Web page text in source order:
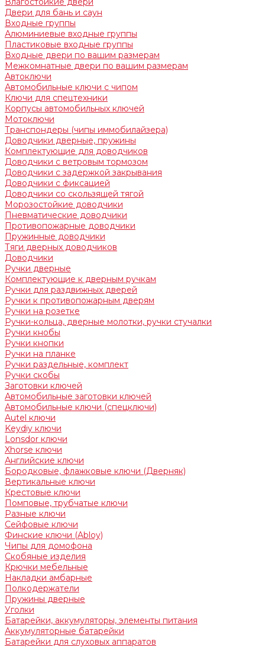
Двери для бань и саун
Входные группы
Алюминиевые входные группы
Пластиковые входные группы
Входные двери по вашим размерам
Межкомнатные двери по вашим размерам
Автоключи
Автомобильные ключи с чипом
Ключи для спецтехники
Корпусы автомобильных ключей
Мотоключи
Транспондеры (чипы иммобилайзера)
Доводчики дверные, пружины
Комплектующие для доводчиков
Доводчики с ветровым тормозом
Доводчики с задержкой закрывания
Доводчики с фиксацией
Доводчики со скользящей тягой
Морозостойкие доводчики
Пневматические доводчики
Противопожарные доводчики
Пружинные доводчики
Тяги дверных доводчиков
Доводчики
Ручки дверные
Комплектующие к дверным ручкам
Ручки для раздвижных дверей
Ручки к противопожарным дверям
Ручки на розетке
Ручки-кольца, дверные молотки, ручки стучалки
Ручки кнобы
Ручки кнопки
Ручки на планке
Ручки раздельные, комплект
Ручки скобы
Заготовки ключей
Автомобильные заготовки ключей
Автомобильные ключи (спецключи)
Autel ключи
Keydiy ключи
Lonsdor ключи
Xhorse ключи
Английские ключи
Бородковые, флажковые ключи (Дверняк)
Вертикальные ключи
Крестовые ключи
Помповые, трубчатые ключи
Разные ключи
Сейфовые ключи
Финские ключи (Abloy)
Чипы для домофона
Скобяные изделия
Крючки мебельные
Накладки амбарные
Полкодержатели
Пружины дверные
Уголки
Батарейки, аккумуляторы, элементы питания
Аккумуляторные батарейки
Батарейки для слуховых аппаратов